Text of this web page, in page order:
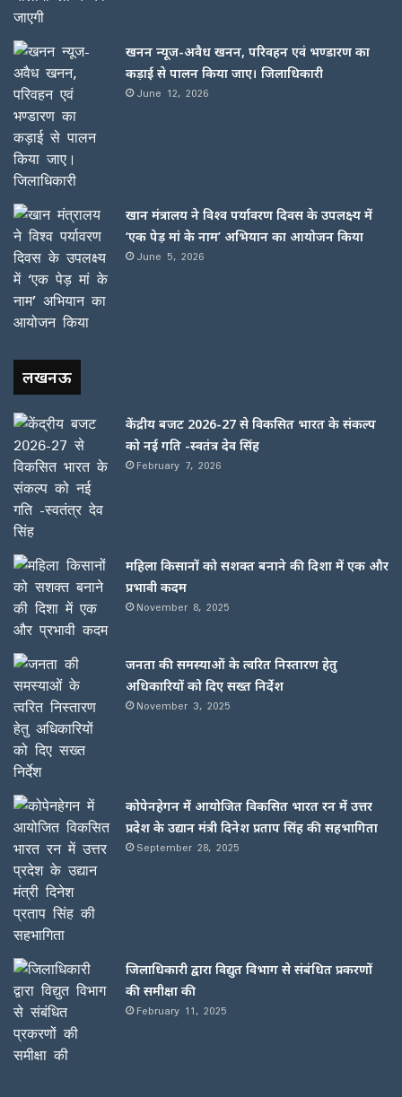
खनन न्यूज-अवैध खनन, परिवहन एवं भण्डारण का
कड़ाई से पालन किया जाए। जिलाधिकारी
June 12, 2026
खान मंत्रालय ने विश्व पर्यावरण दिवस के उपलक्ष्य में
‘एक पेड़ मां के नाम’ अभियान का आयोजन किया
June 5, 2026
लखनऊ
केंद्रीय बजट 2026-27 से विकसित भारत के संकल्प
को नई गति -स्वतंत्र देव सिंह
February 7, 2026
महिला किसानों को सशक्त बनाने की दिशा में एक और
प्रभावी कदम
November 8, 2025
जनता की समस्याओं के त्वरित निस्तारण हेतु
अधिकारियों को दिए सख्त निर्देश
November 3, 2025
कोपेनहेगन में आयोजित विकसित भारत रन में उत्तर
प्रदेश के उद्यान मंत्री दिनेश प्रताप सिंह की सहभागिता
September 28, 2025
जिलाधिकारी द्वारा विद्युत विभाग से संबंधित प्रकरणों
की समीक्षा की
February 11, 2025